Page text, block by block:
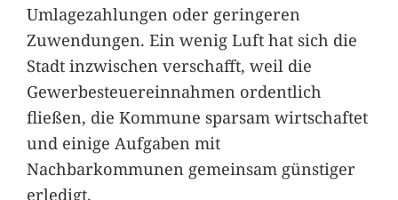
Umlagezahlungen oder geringeren
Zuwendungen. Ein wenig Luft hat sich die
Stadt inzwischen verschafft, weil die
Gewerbesteuereinnahmen ordentlich
fließen, die Kommune sparsam wirtschaftet
und einige Aufgaben mit
Nachbarkommunen gemeinsam günstiger
erledigt.